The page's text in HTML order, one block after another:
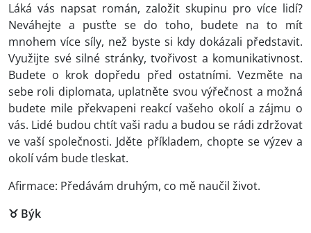
Láká vás napsat román, založit skupinu pro více lidí?
Neváhejte a pusťte se do toho, budete na to mít
mnohem více síly, než byste si kdy dokázali představit.
Využijte své silné stránky, tvořivost a komunikativnost.
Budete o krok dopředu před ostatními. Vezměte na
sebe roli diplomata, uplatněte svou výřečnost a možná
budete mile překvapeni reakcí vašeho okolí a zájmu o
vás. Lidé budou chtít vaši radu a budou se rádi zdržovat
ve vaší společnosti. Jděte příkladem, chopte se výzev a
okolí vám bude tleskat.
Afirmace: Předávám druhým, co mě naučil život.
♉ Býk